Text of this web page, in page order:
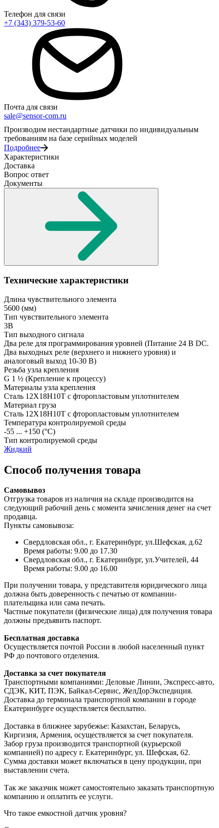
Телефон для связи
+7 (343) 379-53-60
Почта для связи
sale@sensor-com.ru
Производим нестандартные датчики по индивидуальным
требованиям на базе серийных моделей
Подробнее
Характеристики
Доставка
Вопрос ответ
Документы
Технические характеристики
Длина чувствительного элемента
5600 (мм)
Тип чувствительного элемента
3В
Тип выходного сигнала
Два реле для программирования уровней (Питание 24 В DC.
Два выходных реле (верхнего и нижнего уровня) и
аналоговый выход 10-30 В)
Резьба узла крепления
G 1 ½ (Крепление к процессу)
Материалы узла крепления
Сталь 12Х18Н10Т с фторопластовым уплотнителем
Материал груза
Сталь 12Х18Н10Т с фторопластовым уплотнителем
Температура контролируемой среды
-55 ... +150 (°С)
Тип контролируемой среды
Жидкий
Способ получения товара
Самовывоз
Отгрузка товаров из наличия на складе производится на
следующий рабочий день с момента зачисления денег на счет
продавца.
Пункты самовывоза:
Свердловская обл., г. Екатеринбург, ул.Шефская, д.62
Время работы: 9.00 до 17.30
Свердловская обл., г. Екатеринбург, ул.Учителей, 44
Время работы: 9.00 до 16.00
При получении товара, у представителя юридического лица
должна быть доверенность с печатью от компании-
плательщика или сама печать.
Частные покупатели (физические лица) для получения товара
должны предъявить паспорт.
Бесплатная доставка
Осуществляется почтой России в любой населенный пункт
РФ до почтового отделения.
Доставка за счет покупателя
Транспортными компаниями: Деловые Линии, Экспресс-авто,
СДЭК, КИТ, ПЭК, Байкал-Сервис, ЖелДорЭкспедиция.
Доставка до терминала транспортной компании в городе
Екатеринбурге осуществляется бесплатно.
Доставка в ближнее зарубежье: Казахстан, Беларусь,
Киргизия, Армения, осуществляется за счет покупателя.
Забор груза производится транспортной (курьерской
компанией) по адресу г. Екатеринбург, ул. Шефская, 62.
Сумма доставки может включаться в цену продукции, при
выставлении счета.
Так же заказчик может самостоятельно заказать транспортную
компанию и оплатить ее услуги.
Что такое емкостной датчик уровня?